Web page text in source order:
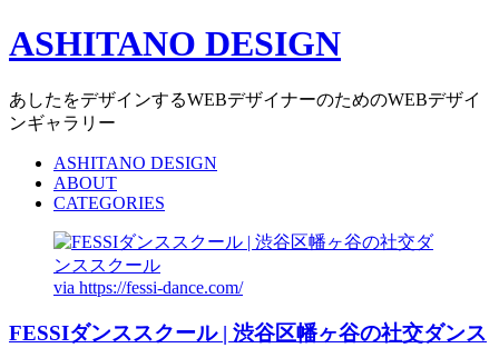
ASHITANO DESIGN
あしたをデザインするWEBデザイナーのためのWEBデザイ
ンギャラリー
ASHITANO DESIGN
ABOUT
CATEGORIES
via https://fessi-dance.com/
FESSIダンススクール | 渋谷区幡ヶ谷の社交ダンス